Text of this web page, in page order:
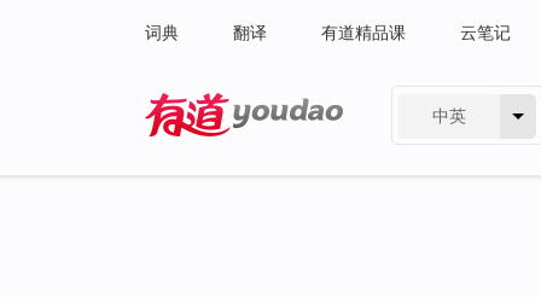
词典 翻译 有道精品课 云笔记
中英